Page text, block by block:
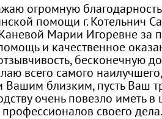
огромную
помощи г. Котельнич
Марии Игоревне за
и качественное
бесконечную
всего самого
Вашим близким, пусть Ваш
очень повезло иметь в
своего дела.